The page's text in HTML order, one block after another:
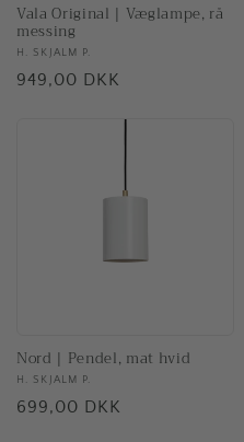
Vala Original | Væglampe, rå
messing
Forhandler:
H. SKJALM P.
Normalpris
949,00 DKK
Nord | Pendel, mat hvid
Forhandler:
H. SKJALM P.
Normalpris
699,00 DKK